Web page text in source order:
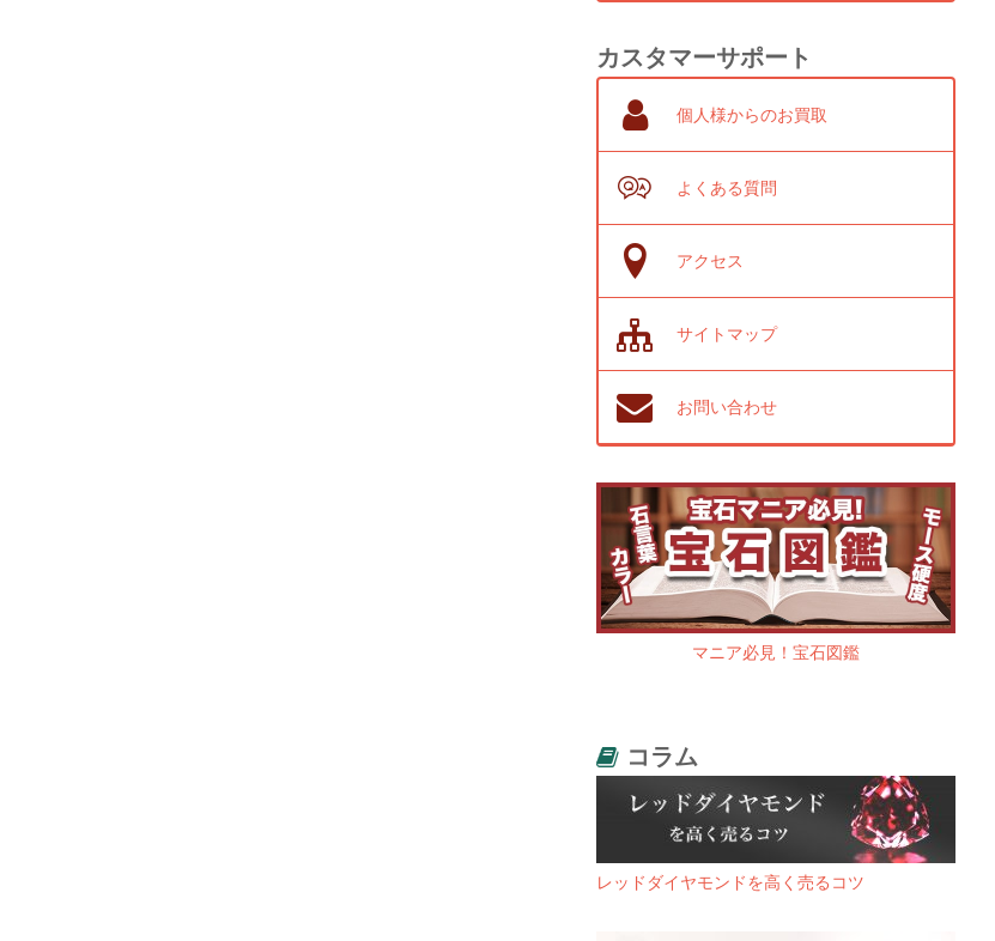
カスタマーサポート
個人様からのお買取
よくある質問
アクセス
サイトマップ
お問い合わせ
マニア必見！宝石図鑑
コラム
レッドダイヤモンドを高く売るコツ